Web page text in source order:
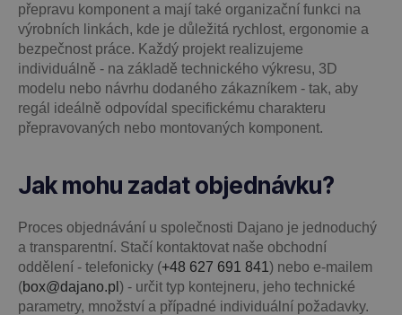
přepravu komponent a mají také organizační funkci na
výrobních linkách, kde je důležitá rychlost, ergonomie a
bezpečnost práce. Každý projekt realizujeme
individuálně - na základě technického výkresu, 3D
modelu nebo návrhu dodaného zákazníkem - tak, aby
regál ideálně odpovídal specifickému charakteru
přepravovaných nebo montovaných komponent.
Jak mohu zadat objednávku?
Proces objednávání u společnosti Dajano je jednoduchý
a transparentní. Stačí kontaktovat naše obchodní
oddělení - telefonicky (+48 627 691 841 ) nebo e-mailem
(box@dajano.pl ) - určit typ kontejneru, jeho technické
parametry, množství a případné individuální požadavky.